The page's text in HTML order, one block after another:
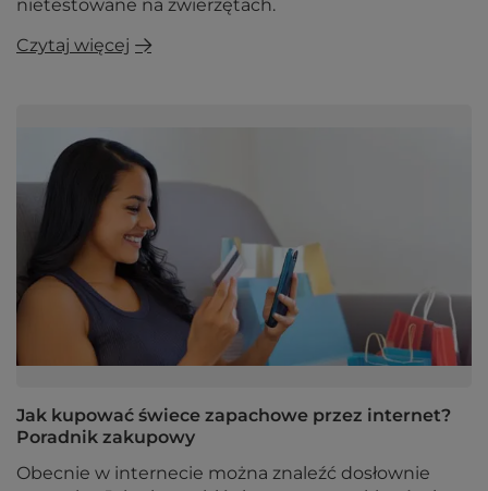
nietestowane na zwierzętach.
Czytaj więcej
Jak kupować świece zapachowe przez internet?
Poradnik zakupowy
Obecnie w internecie można znaleźć dosłownie